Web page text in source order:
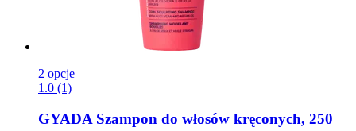
2 opcje
1.0 (1)
GYADA Szampon do włosów kręconych, 250